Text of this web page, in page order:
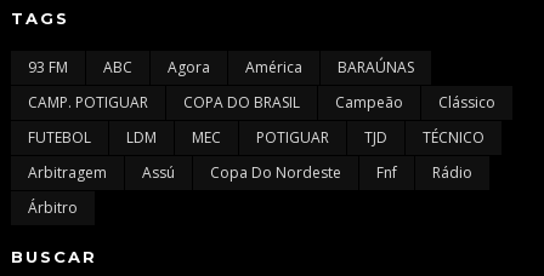
TAGS
93 FM ABC Agora América
BARAÚNAS
CAMP. POTIGUAR
COPA DO BRASIL Campeão
Clássico
FUTEBOL
LDM MEC POTIGUAR TJD
TÉCNICO
Arbitragem
Assú Copa Do Nordeste Fnf
Rádio
Árbitro
BUSCAR